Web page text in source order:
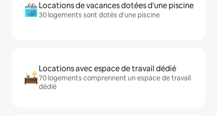
Locations de vacances dotées d'une piscine
30 logements sont dotés d'une piscine
Locations avec espace de travail dédié
70 logements comprennent un espace de travail
dédié